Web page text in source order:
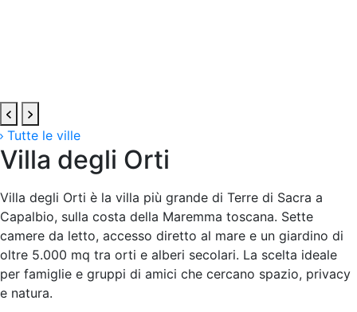
Tutte le ville
Villa degli Orti
Villa degli Orti è la villa più grande di Terre di Sacra a
Capalbio, sulla costa della Maremma toscana. Sette
camere da letto, accesso diretto al mare e un giardino di
oltre 5.000 mq tra orti e alberi secolari. La scelta ideale
per famiglie e gruppi di amici che cercano spazio, privacy
e natura.